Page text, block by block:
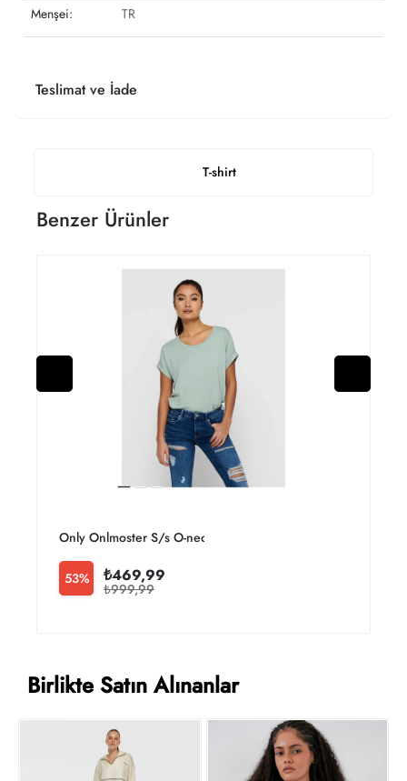
T-shirt
Menşei: TR
Teslimat ve İade
Benzer Ürünler
Only Onlmoster S/s O-neck Top Noos Jrs Kadın T-shirt
53% ₺469,99
₺999,99
Birlikte Satın Alınanlar